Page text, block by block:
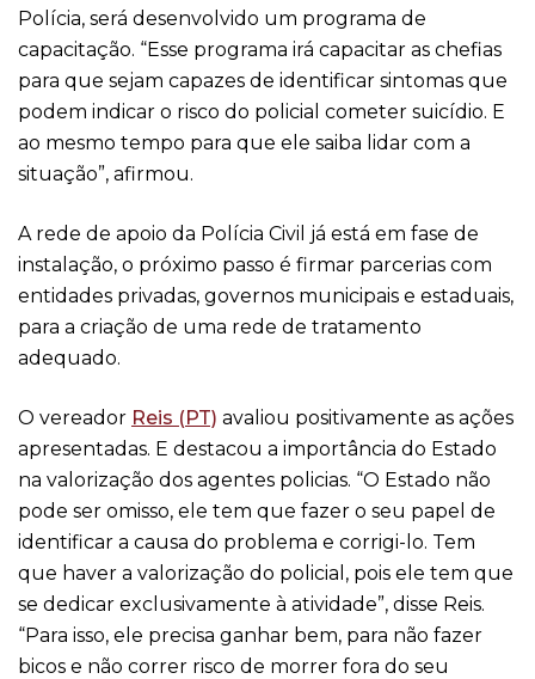
Polícia, será desenvolvido um programa de
capacitação. “Esse programa irá capacitar as chefias
para que sejam capazes de identificar sintomas que
podem indicar o risco do policial cometer suicídio. E
ao mesmo tempo para que ele saiba lidar com a
situação”, afirmou.
A rede de apoio da Polícia Civil já está em fase de
instalação, o próximo passo é firmar parcerias com
entidades privadas, governos municipais e estaduais,
para a criação de uma rede de tratamento
adequado.
O vereador Reis (PT) avaliou positivamente as ações
apresentadas. E destacou a importância do Estado
na valorização dos agentes policias. “O Estado não
pode ser omisso, ele tem que fazer o seu papel de
identificar a causa do problema e corrigi-lo. Tem
que haver a valorização do policial, pois ele tem que
se dedicar exclusivamente à atividade”, disse Reis.
“Para isso, ele precisa ganhar bem, para não fazer
bicos e não correr risco de morrer fora do seu